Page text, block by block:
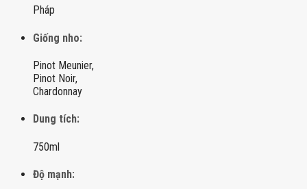
Pháp
Giống nho:
Pinot Meunier,
Pinot Noir,
Chardonnay
Dung tích:
750ml
Độ mạnh: